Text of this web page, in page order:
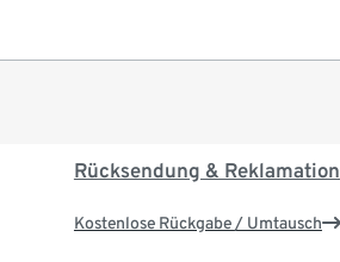
Rücksendung & Reklamation
Kostenlose Rückgabe / Umtausch